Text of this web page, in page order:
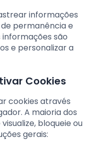
informações
permanência e
informações são
e personalizar a
Cookies
cookies através
A maioria dos
bloqueie ou
gerais: